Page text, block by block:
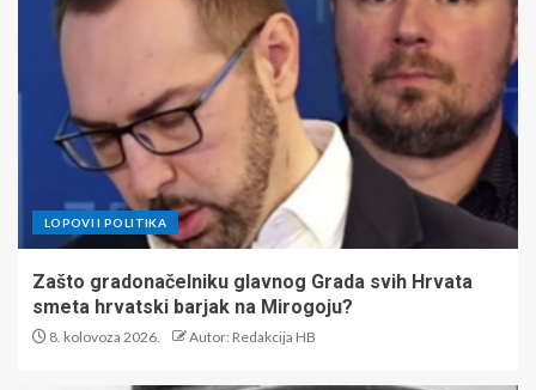
LOPOVI I POLITIKA
Zašto gradonačelniku glavnog Grada svih Hrvata
smeta hrvatski barjak na Mirogoju?
8. kolovoza 2026. Autor: Redakcija HB